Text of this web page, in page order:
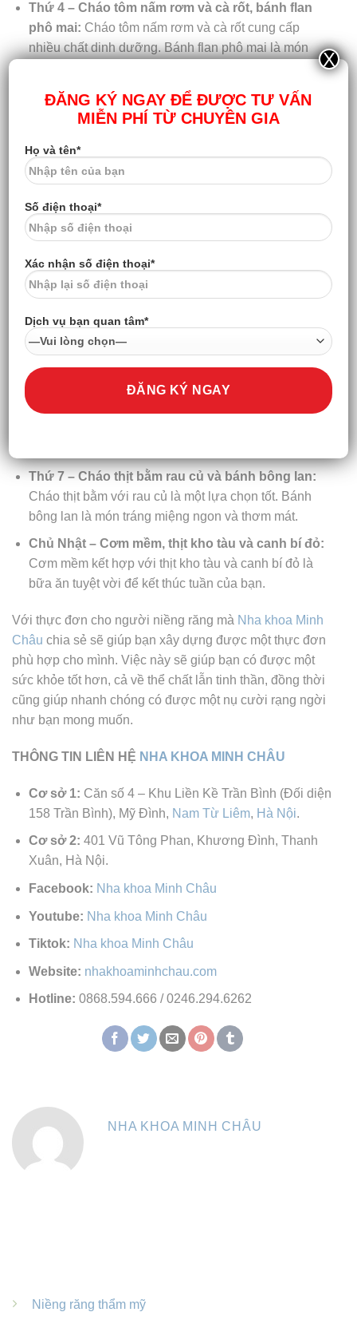
Thứ 4 – Cháo tôm nấm rơm và cà rốt, bánh flan
phô mai: Cháo tôm nấm rơm và cà rốt cung cấp
nhiều chất dinh dưỡng. Bánh flan phô mai là món
Thứ 5 – Trứng hấp mật ong, súp bí đỏ thịt bằm và
sữa chua:Trứng hấp với mật ong tạo hương vị độc
bổ dưỡng và dễ tiêu hóa.
Thứ 6 – Cơm mềm, canh rau củ thịt viên và thanh
long:
Thứ 7 – Cháo thịt bằm rau củ và bánh bông lan:
Cháo thịt bằm với rau củ là một lựa chọn tốt. Bánh
bông lan là món tráng miệng ngon và thơm mát.
Chủ Nhật – Cơm mềm, thịt kho tàu và canh bí đỏ:
Cơm mềm kết hợp với thịt kho tàu và canh bí đỏ là
bữa ăn tuyệt vời để kết thúc tuần của bạn.
Với thực đơn cho người niềng răng mà Nha khoa Minh
Châu chia sẻ sẽ giúp bạn xây dựng được một thực đơn
phù hợp cho mình. Việc này sẽ giúp bạn có được một
sức khỏe tốt hơn, cả về thể chất lẫn tinh thần, đồng thời
cũng giúp nhanh chóng có được một nụ cười rạng ngời
như bạn mong muốn.
THÔNG TIN LIÊN HỆ NHA KHOA MINH CHÂU
Cơ sở 1: Căn số 4 – Khu Liền Kề Trần Bình (Đối diện
158 Trần Bình), Mỹ Đình, Nam Từ Liêm, Hà Nội.
Cơ sở 2: 401 Vũ Tông Phan, Khương Đình, Thanh
Xuân, Hà Nội.
Facebook: Nha khoa Minh Châu
Youtube: Nha khoa Minh Châu
Tiktok: Nha khoa Minh Châu
Website: nhakhoaminhchau.com
Hotline: 0868.594.666 / 0246.294.6262
NHA KHOA MINH CHÂU
Niềng răng thẩm mỹ
ĐĂNG KÝ NGAY ĐỂ ĐƯỢC TƯ VẤN
MIỄN PHÍ TỪ CHUYÊN GIA
Họ và tên*
Số điện thoại*
Xác nhận số điện thoại*
Dịch vụ bạn quan tâm*
X